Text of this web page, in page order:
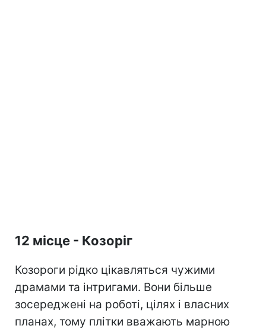
12 місце - Козоріг
Козороги рідко цікавляться чужими
драмами та інтригами. Вони більше
зосереджені на роботі, цілях і власних
планах, тому плітки вважають марною